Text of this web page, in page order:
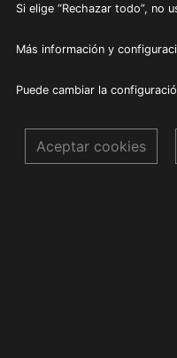
Si elige “Rechazar todo”, no
Más información y
Puede cambiar la
Aceptar cookies